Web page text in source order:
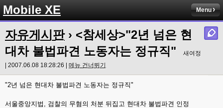
Mobile XE Menu
자유게시판› <참세상>"2년 넘은 현
대차 불법파견 노동자는 정규직"
새여정
| 2007.06.08 18:28:26 | 메뉴 건너뛰기
"2년 넘은 현대차 불법파견 노동자는 정규직"
서울중앙지법, 검찰의 무혐의 처분 뒤집고 현대차 불법파견 인정